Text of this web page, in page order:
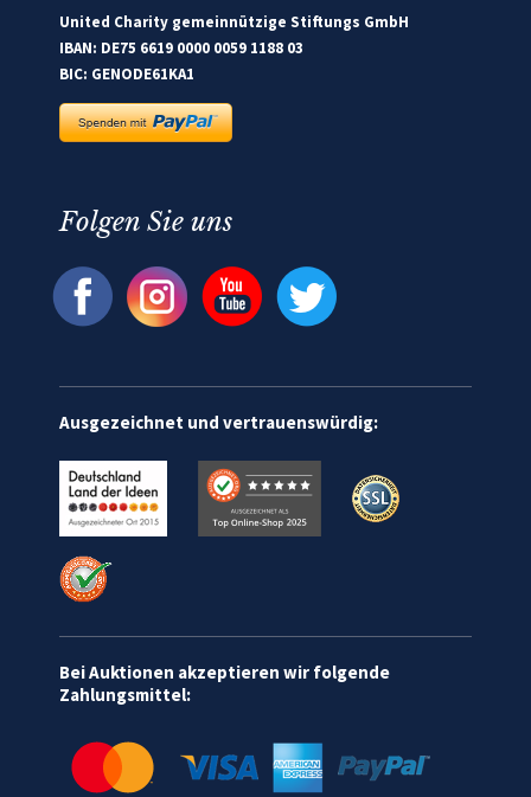
United Charity gemeinnützige Stiftungs GmbH
IBAN: DE75 6619 0000 0059 1188 03
BIC: GENODE61KA1
Folgen Sie uns
Ausgezeichnet und vertrauenswürdig:
Bei Auktionen akzeptieren wir folgende
Zahlungsmittel: